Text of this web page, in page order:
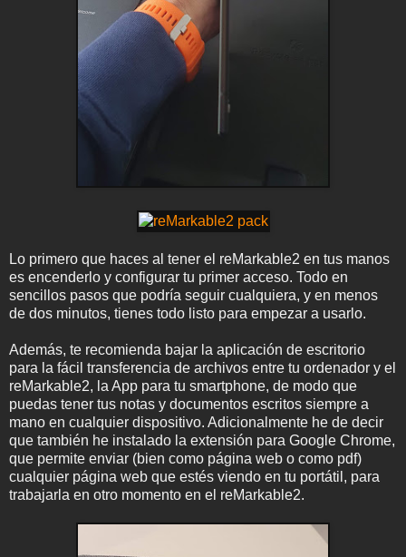
Lo primero que haces al tener el reMarkable2 en tus manos
es encenderlo y configurar tu primer acceso. Todo en
sencillos pasos que podría seguir cualquiera, y en menos
de dos minutos, tienes todo listo para empezar a usarlo.
Además, te recomienda bajar la aplicación de escritorio
para la fácil transferencia de archivos entre tu ordenador y el
reMarkable2, la App para tu smartphone, de modo que
puedas tener tus notas y documentos escritos siempre a
mano en cualquier dispositivo. Adicionalmente he de decir
que también he instalado la extensión para Google Chrome,
que permite enviar (bien como página web o como pdf)
cualquier página web que estés viendo en tu portátil, para
trabajarla en otro momento en el reMarkable2.